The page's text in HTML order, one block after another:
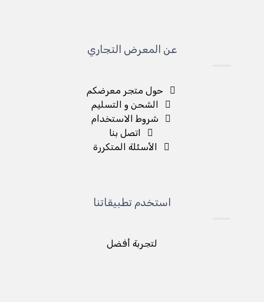
عن المعرض التجاري
حول متجر معرضكم
الشحن و التسليم
شروط الاستخدام
اتصل بنا
الأسئلة المتكررة
استخدم تطبيقاتنا
لتجربة أفضل